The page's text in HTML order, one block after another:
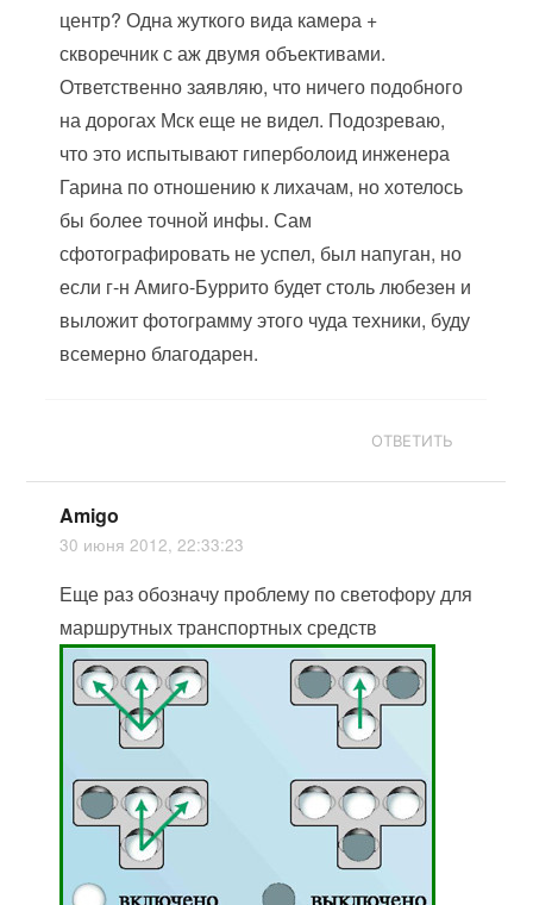
центр? Одна жуткого вида камера +
скворечник с аж двумя объективами.
Ответственно заявляю, что ничего подобного
на дорогах Мск еще не видел. Подозреваю,
что это испытывают гиперболоид инженера
Гарина по отношению к лихачам, но хотелось
бы более точной инфы. Сам
сфотографировать не успел, был напуган, но
если г-н Амиго-Буррито будет столь любезен и
выложит фотограмму этого чуда техники, буду
всемерно благодарен.
ОТВЕТИТЬ
Amigo
30 июня 2012, 22:33:23
Еще раз обозначу проблему по светофору для
маршрутных транспортных средств